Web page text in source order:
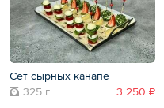
Сет сырных канапе
325 г
3 250 ₽